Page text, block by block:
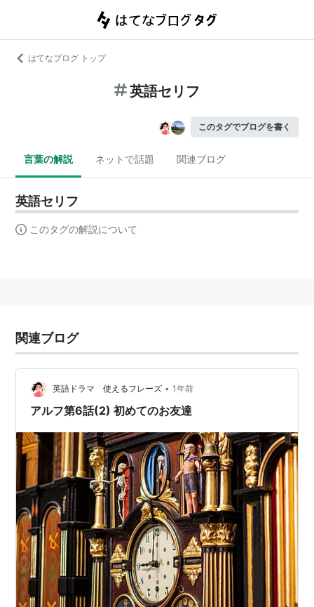
はてなブログ トップ
英語セリフ
このタグでブログを書く
言葉の解説 ネットで話題 関連ブログ
英語セリフ
このタグの解説について
関連ブログ
英語ドラマ 使えるフレーズ • 1年前
アルフ第6話(2) 初めてのお友達